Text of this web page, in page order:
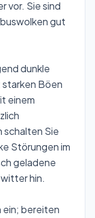
vor. Sie sind
gut
dunkle
starken Böen
einem
schalten Sie
Störungen im
geladene
hin.
ein; bereiten